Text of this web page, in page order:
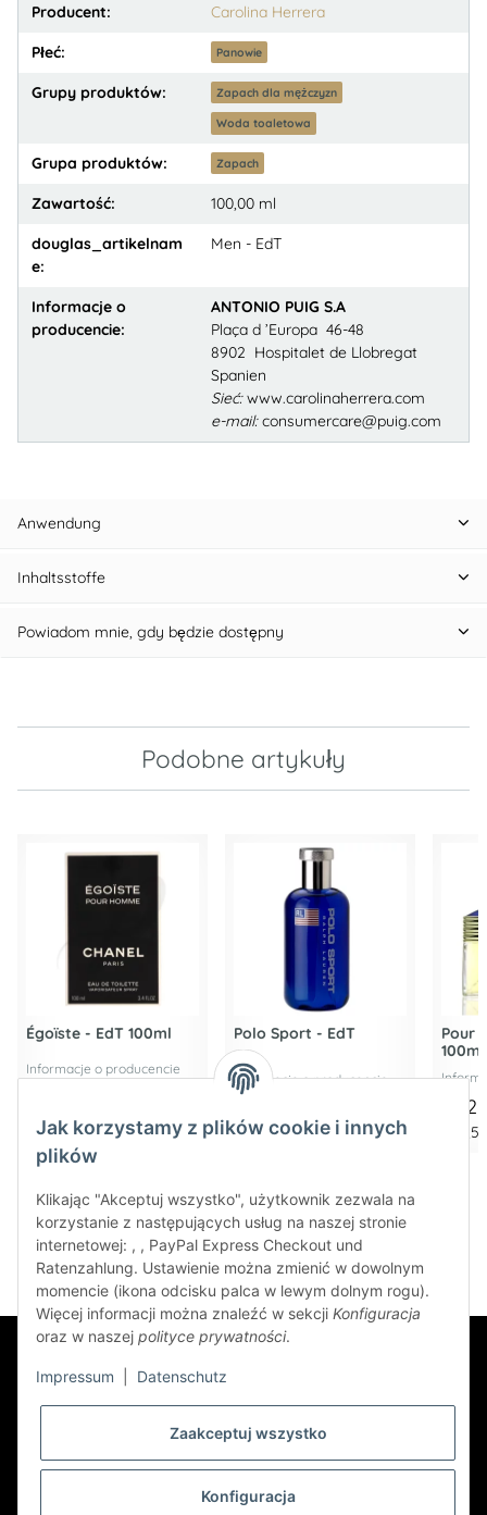
Producent: Carolina Herrera
Płeć: Panowie
Grupy produktów: Zapach dla mężczyzn
Woda toaletowa
Grupa produktów: Zapach
Zawartość: 100,00 ml
douglas_artikelnam
e:
Men - EdT
Informacje o
producencie:
ANTONIO PUIG S.A
Plaça d ’Europa 46-48
8902 Hospitalet de Llobregat
Spanien
Sieć:www.carolinaherrera.com
e-mail:consumercare@puig.com
Anwendung
Inhaltsstoffe
Powiadom mnie, gdy będzie dostępny
Podobne artykuły
Égoïste - EdT 100ml
Informacje o producencie
1.428,00 € za 1 l
Polo Sport - EdT
Informacje o producencie
89,25 € -119,00 €*
Pour
100ml
Newsletter Subskrybuj
Jak korzystamy z plików cookie i innych
plików
Klikając "Akceptuj wszystko", użytkownik zezwala na
korzystanie z następujących usług na naszej stronie
internetowej: , , PayPal Express Checkout und
Ratenzahlung. Ustawienie można zmienić w dowolnym
momencie (ikona odcisku palca w lewym dolnym rogu).
Więcej informacji można znaleźć w sekcji Konfiguracja
oraz w naszej polityce prywatności.
Impressum Datenschutz
Zaakceptuj wszystko
Konfiguracja